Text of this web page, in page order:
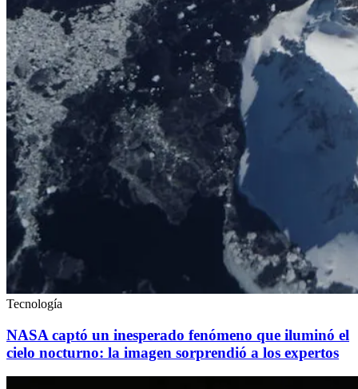
Tecnología
NASA captó un inesperado fenómeno que iluminó el
cielo nocturno: la imagen sorprendió a los expertos